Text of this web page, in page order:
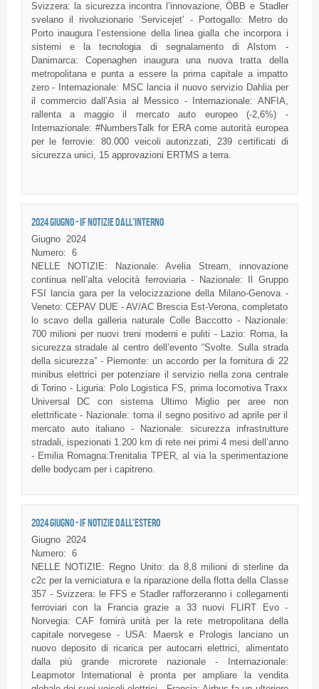
Svizzera: la sicurezza incontra l’innovazione, ÖBB e Stadler
svelano il rivoluzionario ‘Servicejet’ - Portogallo: Metro do
Porto inaugura l’estensione della linea gialla che incorpora i
sistemi e la tecnologia di segnalamento di Alstom -
Danimarca: Copenaghen inaugura una nuova tratta della
metropolitana e punta a essere la prima capitale a impatto
zero - Internazionale: MSC lancia il nuovo servizio Dahlia per
il commercio dall’Asia al Messico - Internazionale: ANFIA,
rallenta a maggio il mercato auto europeo (-2,6%) -
Internazionale: #NumbersTalk for ERA come autorità europea
per le ferrovie: 80.000 veicoli autorizzati, 239 certificati di
sicurezza unici, 15 approvazioni ERTMS a terra.
2024 GIUGNO - IF NOTIZIE DALL'INTERNO
Giugno 2024
Numero: 6
NELLE NOTIZIE: Nazionale: Avelia Stream, innovazione
continua nell’alta velocità ferroviaria - Nazionale: Il Gruppo
FSI lancia gara per la velocizzazione della Milano-Genova -
Veneto: CEPAV DUE - AV/AC Brescia Est-Verona, completato
lo scavo della galleria naturale Colle Baccotto - Nazionale:
700 milioni per nuovi treni moderni e puliti - Lazio: Roma, la
sicurezza stradale al centro dell’evento “Svolte. Sulla strada
della sicurezza” - Piemonte: un accordo per la fornitura di 22
minibus elettrici per potenziare il servizio nella zona centrale
di Torino - Liguria: Polo Logistica FS, prima locomotiva Traxx
Universal DC con sistema Ultimo Miglio per aree non
elettrificate - Nazionale: torna il segno positivo ad aprile per il
mercato auto italiano - Nazionale: sicurezza infrastrutture
stradali, ispezionati 1.200 km di rete nei primi 4 mesi dell’anno
- Emilia Romagna:Trenitalia TPER, al via la sperimentazione
delle bodycam per i capitreno.
2024 GIUGNO - IF NOTIZIE DALL'ESTERO
Giugno
2024
Numero: 6
NELLE NOTIZIE: Regno Unito: da 8,8 milioni di sterline da
c2c per la verniciatura e la riparazione della flotta della Classe
357 - Svizzera: le FFS e Stadler rafforzeranno i collegamenti
ferroviari con la Francia grazie a 33 nuovi FLIRT Evo -
Norvegia: CAF fornirà unità per la rete metropolitana della
capitale norvegese - USA: Maersk e Prologis lanciano un
nuovo deposito di ricarica per autocarri elettrici, alimentato
dalla più grande microrete nazionale - Internazionale:
Leapmotor International è pronta per ampliare la vendita